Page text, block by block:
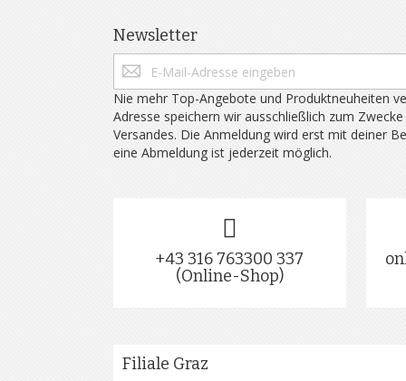
Newsletter
Nie mehr Top-Angebote und Produktneuheiten
Adresse speichern wir ausschließlich zum
Versandes. Die Anmeldung wird erst mit deiner
eine Abmeldung ist jederzeit möglich.
+43 316 763300 337
(Online-Shop)
Filiale Graz